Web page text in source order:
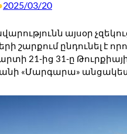
2025/03/20
այսօր
շարքում ընդունել է
21-ից 31-ը
«Մարգարա»